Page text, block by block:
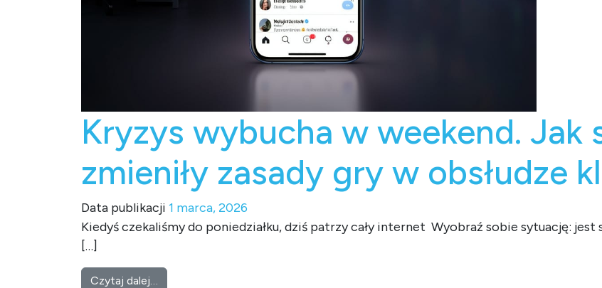
Kryzys wybucha w weekend. Jak
zmieniły zasady gry w obsłudze
Data publikacji 1 marca, 2026
Kiedyś czekaliśmy do poniedziałku, dziś patrzy cały internet Wyobraź sobie sytuację:
[…]
Czytaj dalej…